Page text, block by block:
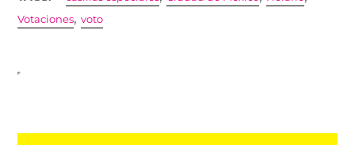
Votaciones,voto